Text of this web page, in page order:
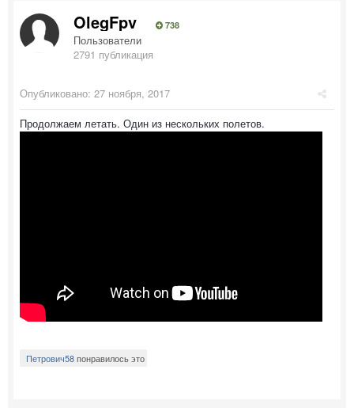
OlegFpv 738
Пользователи
2791 публикация
Опубликовано: 27 ноября, 2017
Продолжаем летать. Один из нескольких полетов.
Петрович58понравилось это